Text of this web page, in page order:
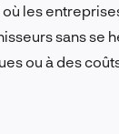
les
sans se
ou à des